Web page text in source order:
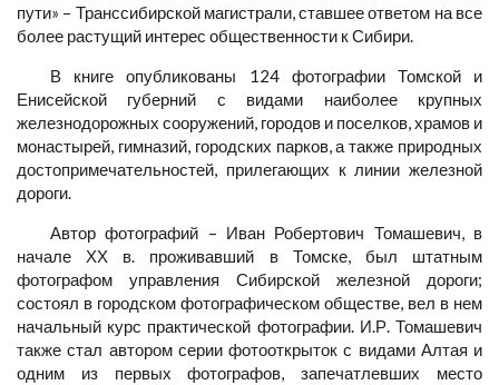
пути» – Транссибирской магистрали, ставшее ответом на все
более растущий интерес общественности к Сибири.
В книге опубликованы 124 фотографии Томской и
Енисейской губерний с видами наиболее крупных
железнодорожных сооружений, городов и поселков, храмов и
монастырей, гимназий, городских парков, а также природных
достопримечательностей, прилегающих к линии железной
дороги.
Автор фотографий – Иван Робертович Томашевич, в
начале ХХ в. проживавший в Томске, был штатным
фотографом управления Сибирской железной дороги;
состоял в городском фотографическом обществе, вел в нем
начальный курс практической фотографии. И.Р. Томашевич
также стал автором серии фотооткрыток с видами Алтая и
одним из первых фотографов, запечатлевших место